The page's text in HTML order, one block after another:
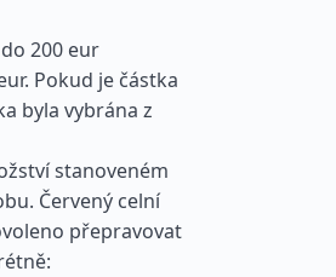
200 eur
Pokud je částka
byla vybrána z
stanoveném
Červený celní
přepravovat